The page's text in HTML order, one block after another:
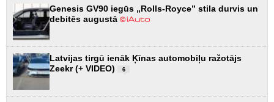
Genesis GV90 iegūs „Rolls-Royce” stila durvis un
debitēs augustā
Latvijas tirgū ienāk Ķīnas automobiļu ražotājs
Zeekr (+ VIDEO)
6